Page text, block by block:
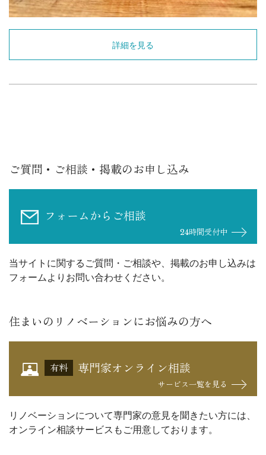
詳細を見る
ご質問・ご相談・掲載のお申し込み
フォームからご相談
24時間受付中
当サイトに関するご質問・ご相談や、掲載のお申し込みは
フォームよりお問い合わせください。
住まいのリノベーションにお悩みの方へ
有料 専門家オンライン相談
サービス一覧を見る
リノベーションについて専門家の意見を聞きたい方には、
オンライン相談サービスもご用意しております。